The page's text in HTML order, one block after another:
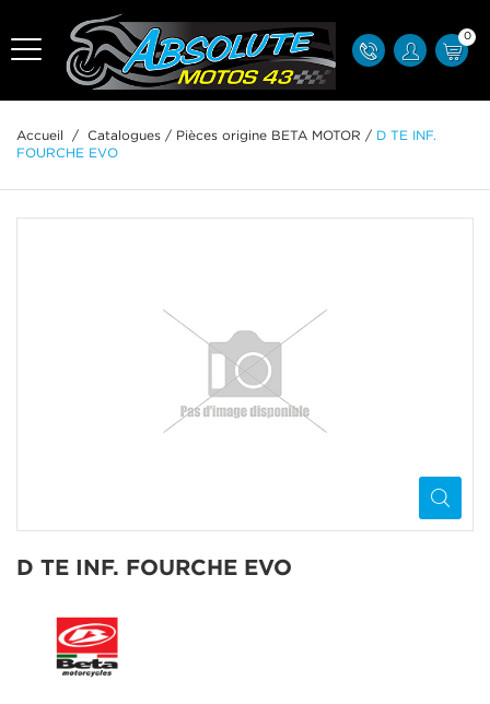
0
Accueil / Catalogues / Pièces origine BETA MOTOR /
D TE INF.
FOURCHE EVO
D TE INF. FOURCHE EVO